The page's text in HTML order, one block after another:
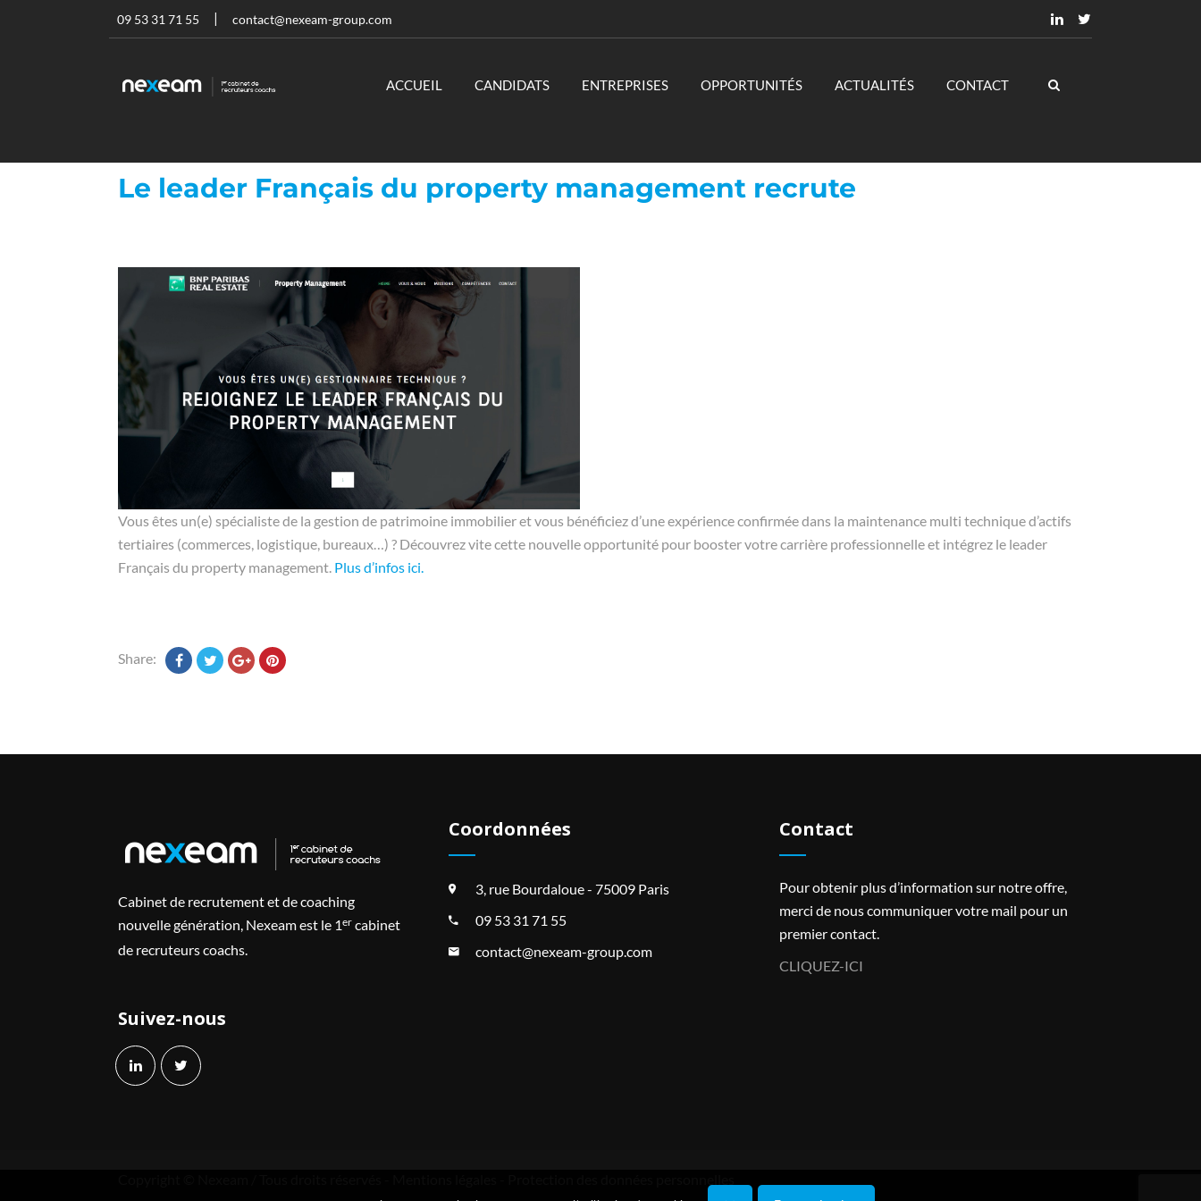
09 53 31 71 55 contact@nexeam-group.com
ACCUEIL CANDIDATS ENTREPRISES OPPORTUNITÉS ACTUALITÉS CONTACT
Le leader Français du property management recrute
Vous êtes un(e) spécialiste de la gestion de patrimoine immobilier et vous bénéficiez d’une expérience confirmée dans la maintenance multi technique d’actifs
tertiaires (commerces, logistique, bureaux…) ? Découvrez vite cette nouvelle opportunité pour booster votre carrière professionnelle et intégrez le leader
Français du property management. Plus d’infos ici.
Share:
Cabinet de recrutement et de coaching
nouvelle génération, Nexeam est le 1er cabinet
de recruteurs coachs.
Suivez-nous
Coordonnées
3, rue Bourdaloue - 75009 Paris
09 53 31 71 55
contact@nexeam-group.com
Contact
Pour obtenir plus d’information sur notre offre,
merci de nous communiquer votre mail pour un
premier contact.
CLIQUEZ-ICI